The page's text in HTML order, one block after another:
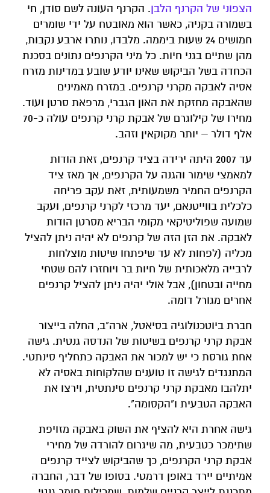
הצפוני של הקרנף הלבן. הקרנף העונה לשם סודן, חי
בשמורה בקניה, כאשר הוא מאובטח על ידי שומרים
חמושים 24 שעות ביממה. מלבדו, נותרו ארבע נקבות,
מהן שתיים בגני חיות. כל מיני הקרנפים נתונים בסכנת
הכחדה בשל הביקוש שאינו יודע שובע במדינות מזרח
אסיה לאבקה מקרני קרנפים. במזרח מאמינים
שהאבקה מחזקת את האון הגברי, מרפאת סרטן ועוד.
מחירו של קילוגרם של אבקת קרני קרנפים עולה כ-70
אלף דולר – יותר מקוקאין וזהב.
עד 2007 היתה ירידה בציד קרנפים, זאת הודות
למאמצי שימור והגנה על הקרנפים, אך מאז ציד
הקרנפים החמיר משמעותית, זאת עקב פריחה
כלכלית בווייטנאם, יעד מרכזי לקרני קרנפים, ועקב
שמועה שפוליטיקאי מקומי הבריא מסרטן הודות
לאבקה. את הזן הזה של קרנפים לא יהיה ניתן להציל
מכליה (לפחות לא עד שיפתחו שיטות מוצלחות
לרבייה מלאכותית של חיות בר ויוחזרו להם שטחי
מחייה ובטחון), אבל אולי יהיה ניתן להציל קרנפים
אחרים מגורל דומה.
חברת ביוטכנולוגיה בסיאטל, ארה"ב, החלה בייצור
אבקת קרני קרנפים בשיטות של הנדסה גנטית. גישה
אחת גורסת כי יש למכור את האבקה כתחליף סינתטי.
המתנגדים לגישה זו טוענים שהלקוחות באסיה לא
יתלהבו מאבקת קרני קרנפים סינתטית, וירצו את
האבקה הטבעית ו"הקסומה".
גישה אחרת היא להציף את השוק באבקה מזויפת
שתימכר כטבעית, מה שיגרום להורדה של מחירי
אבקת קרני הקרנפים, כך שהביקוש לצייד קרנפים
אמיתיים יירד באופן דרמטי. בסופו של דבר, החברה